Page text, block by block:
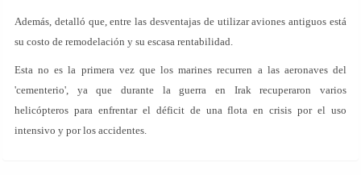
Además, detalló que, entre las desventajas de utilizar aviones antiguos está
su costo de remodelación y su escasa rentabilidad.
Esta no es la primera vez que los marines recurren a las aeronaves del
'cementerio', ya que durante la guerra en Irak recuperaron varios
helicópteros para enfrentar el déficit de una flota en crisis por el uso
intensivo y por los accidentes.